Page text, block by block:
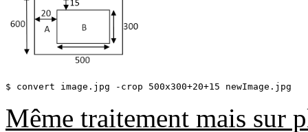
$ convert image.jpg -crop 500x300+20+15 newImage.jpg
Même traitement mais sur